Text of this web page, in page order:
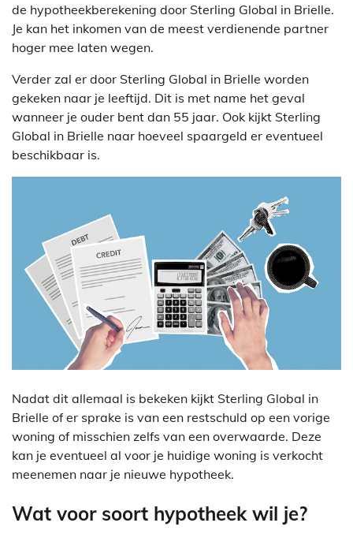
de hypotheekberekening door Sterling Global in Brielle.
Je kan het inkomen van de meest verdienende partner
hoger mee laten wegen.
Verder zal er door Sterling Global in Brielle worden
gekeken naar je leeftijd. Dit is met name het geval
wanneer je ouder bent dan 55 jaar. Ook kijkt Sterling
Global in Brielle naar hoeveel spaargeld er eventueel
beschikbaar is.
Nadat dit allemaal is bekeken kijkt Sterling Global in
Brielle of er sprake is van een restschuld op een vorige
woning of misschien zelfs van een overwaarde. Deze
kan je eventueel al voor je huidige woning is verkocht
meenemen naar je nieuwe hypotheek.
Wat voor soort hypotheek wil je?